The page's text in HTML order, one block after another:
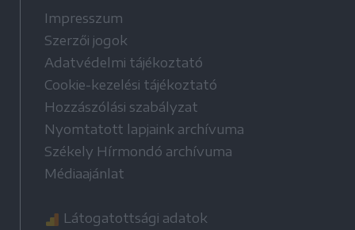
Impresszum
Szerzői jogok
Adatvédelmi tájékoztató
Cookie-kezelési tájékoztató
Hozzászólási szabályzat
Nyomtatott lapjaink archívuma
Székely Hírmondó archívuma
Médiaajánlat
Látogatottsági adatok